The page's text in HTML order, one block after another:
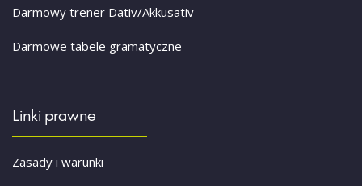
Darmowy trener Dativ/Akkusativ
Darmowe tabele gramatyczne
Linki prawne
Zasady i warunki